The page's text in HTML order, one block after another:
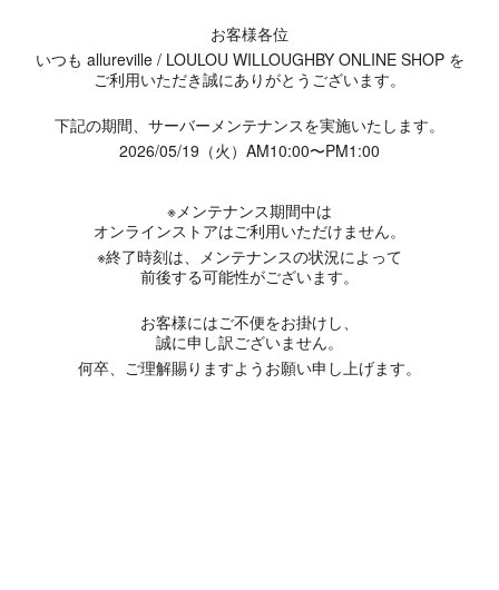
お客様各位
いつも allureville / LOULOU WILLOUGHBY ONLINE SHOP を
ご利用いただき誠にありがとうございます。
下記の期間、サーバーメンテナンスを実施いたします。
2026/05/19（火）AM10:00〜PM1:00
※メンテナンス期間中は
オンラインストアはご利用いただけません。
※終了時刻は、メンテナンスの状況によって
前後する可能性がございます。
お客様にはご不便をお掛けし、
誠に申し訳ございません。
何卒、ご理解賜りますようお願い申し上げます。